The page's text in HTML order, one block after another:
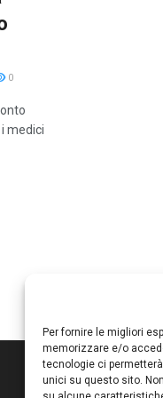
Per fornire le migliori
memorizzare e/o
tecnologie ci
unici su questo sito.
0
medici